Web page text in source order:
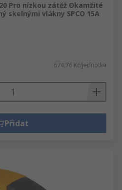
Pro nízkou zátěž Okamžité
skelnými vlákny SPCO 15A
674,76 Kč/jednotka
Přidat